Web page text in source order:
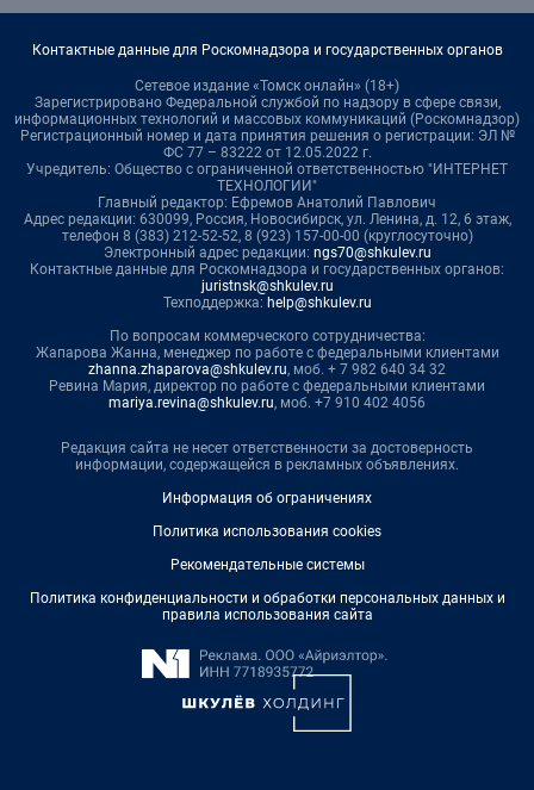
Контактные данные для Роскомнадзора и государственных органов
Сетевое издание «Томск онлайн» (18+)
Зарегистрировано Федеральной службой по надзору в сфере связи,
информационных технологий и массовых коммуникаций (Роскомнадзор)
Регистрационный номер и дата принятия решения о регистрации: ЭЛ №
ФС 77 – 83222 от 12.05.2022 г.
Учредитель: Общество с ограниченной ответственностью "ИНТЕРНЕТ
ТЕХНОЛОГИИ"
Главный редактор: Ефремов Анатолий Павлович
Адрес редакции: 630099, Россия, Новосибирск, ул. Ленина, д. 12, 6 этаж,
телефон 8 (383) 212-52-52, 8 (923) 157-00-00 (круглосуточно)
Электронный адрес редакции: ngs70@shkulev.ru
Контактные данные для Роскомнадзора и государственных органов:
juristnsk@shkulev.ru
Техподдержка: help@shkulev.ru
По вопросам коммерческого сотрудничества:
Жапарова Жанна, менеджер по работе с федеральными клиентами
zhanna.zhaparova@shkulev.ru, моб. + 7 982 640 34 32
Ревина Мария, директор по работе с федеральными клиентами
mariya.revina@shkulev.ru, моб. +7 910 402 4056
Редакция сайта не несет ответственности за достоверность
информации, содержащейся в рекламных объявлениях.
Информация об ограничениях
Политика использования cookies
Рекомендательные системы
Политика конфиденциальности и обработки персональных данных и
правила использования сайта